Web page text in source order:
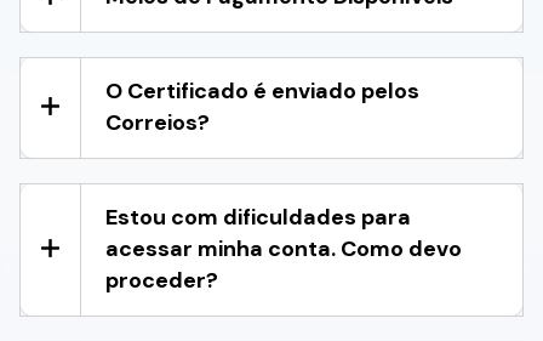
O Certificado é enviado pelos
Correios?
Estou com dificuldades para
acessar minha conta. Como devo
proceder?